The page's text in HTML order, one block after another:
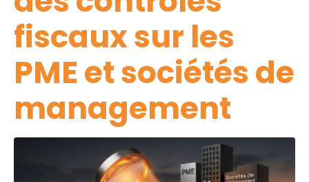
fiscaux sur les
PME et sociétés de
management